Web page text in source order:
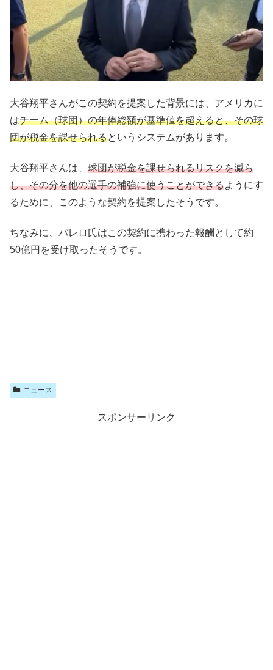
大谷翔平さんがこの契約を提案した背景には、アメリカに
はチーム（球団）の年俸総額が基準値を超えると、その球
団が税金を課せられるというシステムがあります。
大谷翔平さんは、 球団が税金を課せられるリスクを減ら
し、その分を他の選手の補強に使うことができるようにす
るために、このような契約を提案したそうです。
ちなみに、バレロ氏はこの契約に携わった報酬として約
50億円を受け取ったそうです。
ニュース
スポンサーリンク